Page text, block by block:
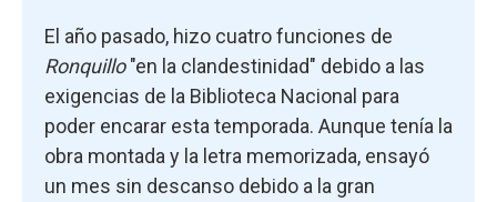
El año pasado, hizo cuatro funciones de
Ronquillo"en la clandestinidad" debido a las
exigencias de la Biblioteca Nacional para
poder encarar esta temporada. Aunque tenía la
obra montada y la letra memorizada, ensayó
un mes sin descanso debido a la gran